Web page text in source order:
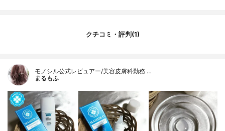
分：グリチルリチン酸2K、イソプロピルメ
チルフェノール、精製水 湿潤剤：ソルビッ
ミドプロピルベタイン液、N-ラウロイル-L-
調整剤：DL-リンゴ酸、クエン酸ナトリウ
ム、清掃助剤：ポリリン酸ナトリウム、メ
タリン酸ナトリウム、湿潤剤：アロエエキ
ス(1)、チャエキス(1)、クマザサエキス、香
クチコミ・評判(1)
モノシル公式レビュアー/美容皮膚科勤務 …
まるもふ